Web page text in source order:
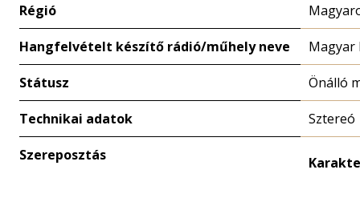
Régió
Hangfelvételt készítő rádió/műhely neve Magyar
Státusz Önálló
Technikai adatok Sztereó
Szereposztás